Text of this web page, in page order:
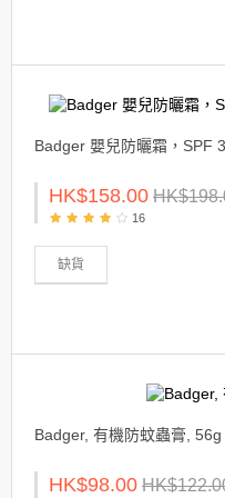
Badger 嬰兒防曬霜，SPF
HK$158.00
16
缺貨
Badger, 有機防蚊蟲膏, 56g
HK$98.00